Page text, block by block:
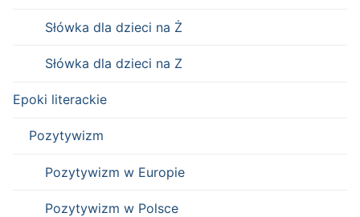
Słówka dla dzieci na Ż
Słówka dla dzieci na Z
Epoki literackie
Pozytywizm
Pozytywizm w Europie
Pozytywizm w Polsce